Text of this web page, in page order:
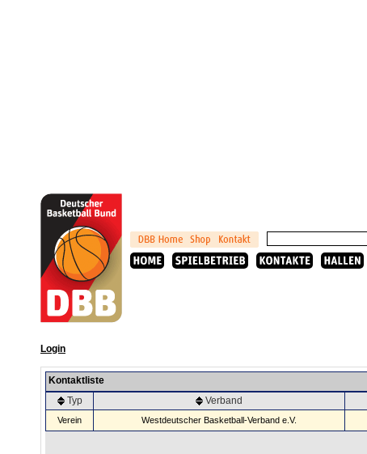
Login
Kontaktliste
Typ
Verband
Verein Westdeutscher Basketball-Verband e.V.